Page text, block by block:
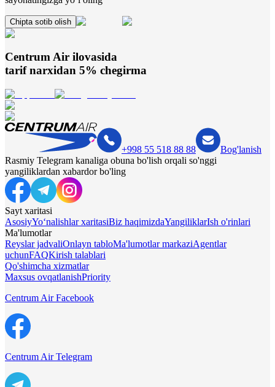
Chipta sotib olish
Centrum Air ilovasida
tarif narxidan 5% chegirma
+998 55 518 88 88
Bog'lanish
Rasmiy Telegram kanaliga obuna bo'lish orqali so'nggi
yangiliklardan xabardor bo'ling
Sayt xaritasi
AsosiyYo‘nalishlar xaritasiBiz haqimizdaYangiliklarIsh o'rinlari
Ma'lumotlar
Reyslar jadvaliOnlayn tabloMa'lumotlar markaziAgentlar
uchunFAQKirish talablari
Qo'shimcha xizmatlar
Maxsus ovqatlanishPriority
Centrum Air Facebook
Centrum Air Telegram